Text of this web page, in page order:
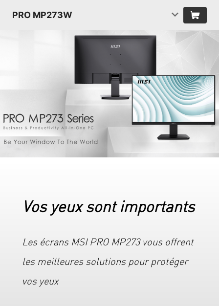
PRO MP273W
Vos yeux sont importants
Les écrans MSI PRO MP273 vous offrent
les meilleures solutions pour protéger
vos yeux